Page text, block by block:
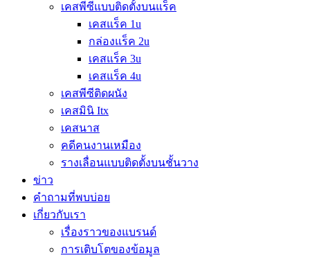
เคสพีซีแบบติดตั้งบนแร็ค
เคสแร็ค 1u
กล่องแร็ค 2u
เคสแร็ค 3u
เคสแร็ค 4u
เคสพีซีติดผนัง
เคสมินิ Itx
เคสนาส
คดีคนงานเหมือง
รางเลื่อนแบบติดตั้งบนชั้นวาง
ข่าว
คำถามที่พบบ่อย
เกี่ยวกับเรา
เรื่องราวของแบรนด์
การเติบโตของข้อมูล